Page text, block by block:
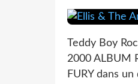
Teddy Boy
2000 ALBUM
FURY dans